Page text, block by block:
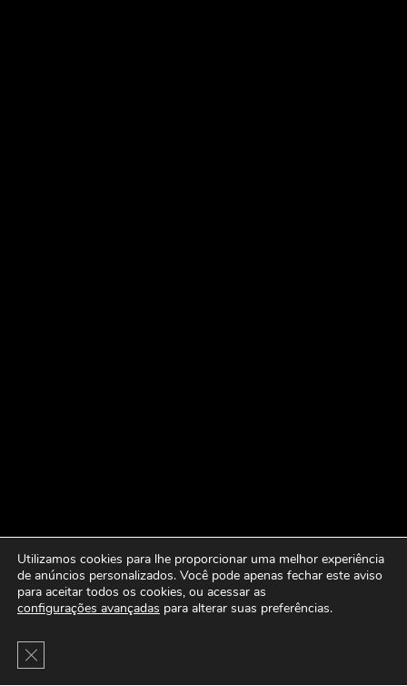
Utilizamos cookies para lhe proporcionar uma melhor experiência
de anúncios personalizados. Você pode apenas fechar este aviso
para aceitar todos os cookies, ou acessar as
configurações avançadas para alterar suas preferências.
Close GDPR Cookie Banner